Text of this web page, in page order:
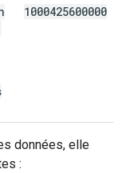
1000425600000
données, elle
: